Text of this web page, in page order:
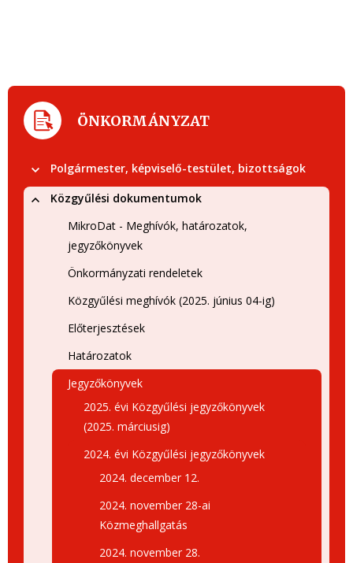
ÖNKORMÁNYZAT
Polgármester, képviselő-testület, bizottságok
Közgyűlési dokumentumok
MikroDat - Meghívók, határozatok,
jegyzőkönyvek
Önkormányzati rendeletek
Közgyűlési meghívók (2025. június 04-ig)
Előterjesztések
Határozatok
Jegyzőkönyvek
2025. évi Közgyűlési jegyzőkönyvek
(2025. márciusig)
2024. évi Közgyűlési jegyzőkönyvek
2024. december 12.
2024. november 28-ai
Közmeghallgatás
2024. november 28.